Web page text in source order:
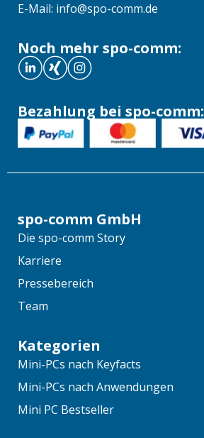
E-Mail: info@spo-comm.de
Noch mehr spo-comm:
Bezahlung bei spo-comm:
spo-comm GmbH
Die spo-comm Story
Karriere
Pressebereich
Team
Kategorien
Mini-PCs nach Keyfacts
Mini-PCs nach Anwendungen
Mini PC Bestseller